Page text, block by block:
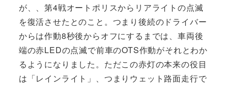
が、、第4戦オートポリスからリアライトの点滅
を復活させたとのこと。つまり後続のドライバー
からは作動8秒後からオフにするまでは、車両後
端の赤LEDの点滅で前車のOTS作動がそれとわか
るようになりました。ただこの赤灯の本来の役目
は「レインライト」、つまりウェット路面走行で